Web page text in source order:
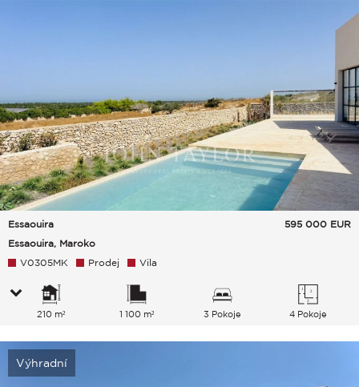
Essaouira
Essaouira, Maroko
595 000 EUR
V0305MK Prodej Vila
210 m² 1 100 m² 3 Pokoje 4 Pokoje
Výhradní